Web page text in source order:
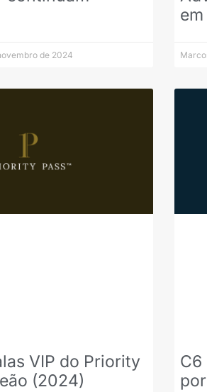
de 2024
VIP do Priority
(2024)
C6